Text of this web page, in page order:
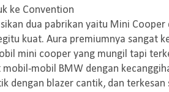
ke Convention
dua pabrikan yaitu Mini Cooper
kuat. Aura premiumnya sangat
mini cooper yang mungil tapi
mobil BMW dengan
dengan blazer cantik, dan